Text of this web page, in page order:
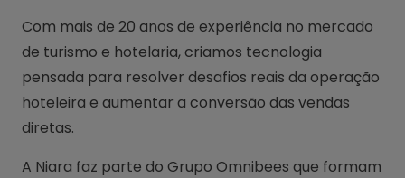
Com mais de 20 anos de experiência no mercado
de turismo e hotelaria, criamos tecnologia
pensada para resolver desafios reais da operação
hoteleira e aumentar a conversão das vendas
diretas.
A Niara faz parte do Grupo Omnibees que formam